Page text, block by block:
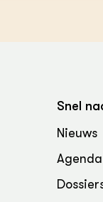
Snel
Nieuws
Agenda